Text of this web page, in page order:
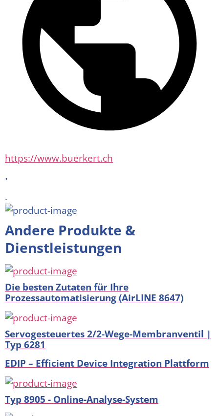
https://www.buerkert.ch
.
.
Andere Produkte &
Dienstleistungen
Die besten Zutaten für Ihre
Prozessautomatisierung (AirLINE 8647)
Servogesteuertes 2/2-Wege-Membranventil |
Typ 6281
EDIP – Efficient Device Integration Plattform
Typ 8905 - Online-Analyse-System